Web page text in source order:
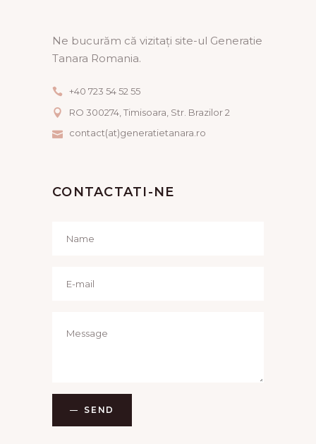
Ne bucurăm că vizitați site-ul Generatie
Tanara Romania.
+40 723 54 52 55
RO 300274, Timisoara, Str. Brazilor 2
contact(at)generatietanara.ro
CONTACTATI-NE
SEND